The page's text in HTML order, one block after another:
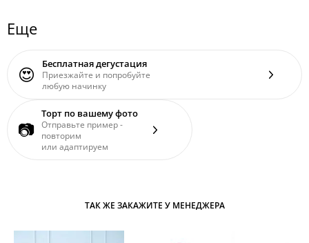
Еще
😍 Бесплатная дегустация
Приезжайте и попробуйте
любую начинку
📷
Торт по вашему фото
Отправьте пример -
повторим
или адаптируем
ТАК ЖЕ ЗАКАЖИТЕ У МЕНЕДЖЕРА